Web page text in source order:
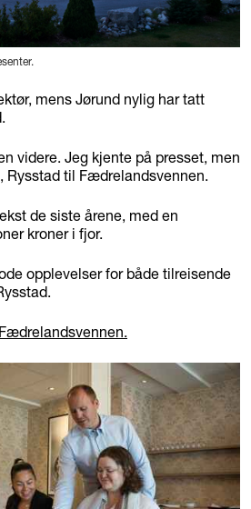
mens Jørund nylig har tatt
videre. Jeg kjente på presset, men
Rysstad til Fædrelandsvennen.
de siste årene, med en
kroner i fjor.
opplevelser for både tilreisende